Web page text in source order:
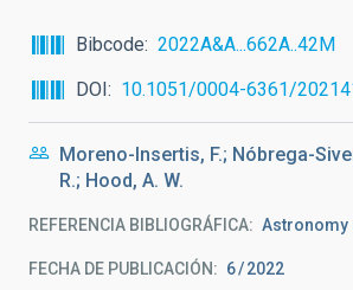
Bibcode
2022A&A...662A..42M
DOI
10.1051/0004-6361/
Moreno-Insertis, F.; Nóbrega-
R.; Hood, A. W.
REFERENCIA BIBLIOGRÁFICA Astronomy
FECHA DE PUBLICACIÓN: 6 2022